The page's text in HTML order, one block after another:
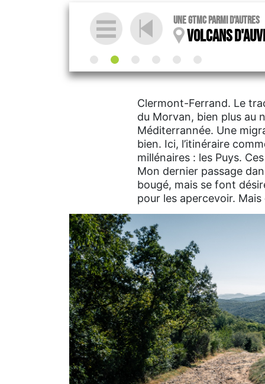
Une GTMC parmi d'autres
Volcans
Clermont-Ferrand. Le
du Morvan, bien plus au
Méditerrannée. Une
bien. Ici, l’itinéraire
millénaires : les Puys.
Mon dernier passage
bougé, mais se font
pour les apercevoir.